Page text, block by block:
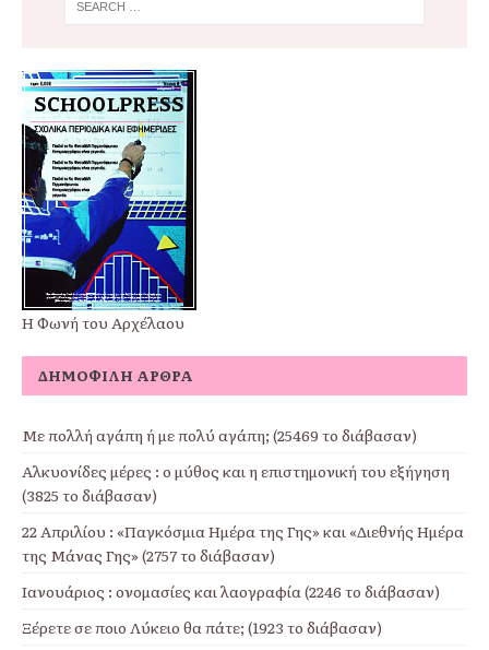
Η Φωνή του Αρχέλαου
ΔΗΜΟΦΙΛΉ ΆΡΘΡΑ
Με πολλή αγάπη ή με πολύ αγάπη; (25469 το διάβασαν)
Αλκυονίδες μέρες : ο μύθος και η επιστημονική του εξήγηση
(3825 το διάβασαν)
22 Απριλίου : «Παγκόσμια Ημέρα της Γης» και «Διεθνής Ημέρα
της Μάνας Γης» (2757 το διάβασαν)
Ιανουάριος : ονομασίες και λαογραφία (2246 το διάβασαν)
Ξέρετε σε ποιο Λύκειο θα πάτε; (1923 το διάβασαν)